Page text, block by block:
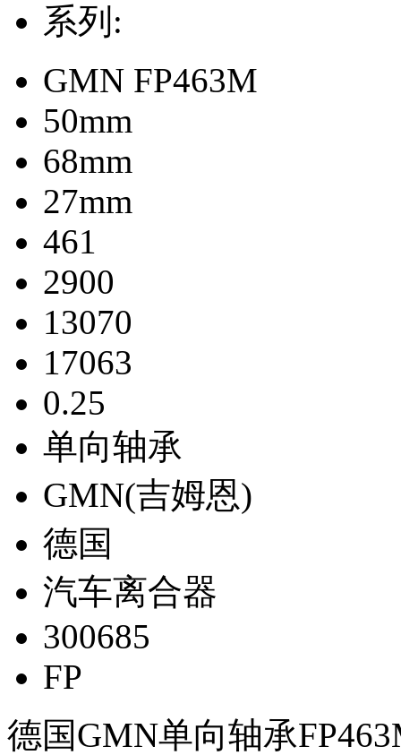
系列:
GMN FP463M
50mm
68mm
27mm
461
2900
13070
17063
0.25
单向轴承
GMN(吉姆恩)
德国
汽车离合器
300685
FP
德国GMN单向轴承